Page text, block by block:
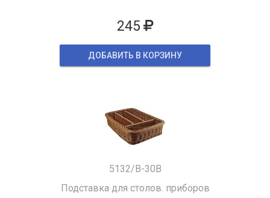
245
ДОБАВИТЬ В КОРЗИНУ
5132/B-30B
Подставка для столов. приборов